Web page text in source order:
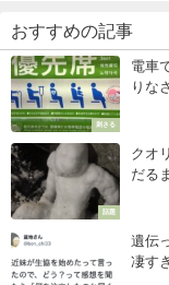
おすすめの記事
刺さる
電車
りな
話題
クオ
だる
遺伝
凄す